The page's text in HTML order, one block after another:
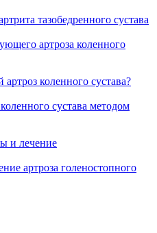
тазобедренного сустава
артроза коленного
коленного сустава?
сустава методом
и лечение
артроза голеностопного